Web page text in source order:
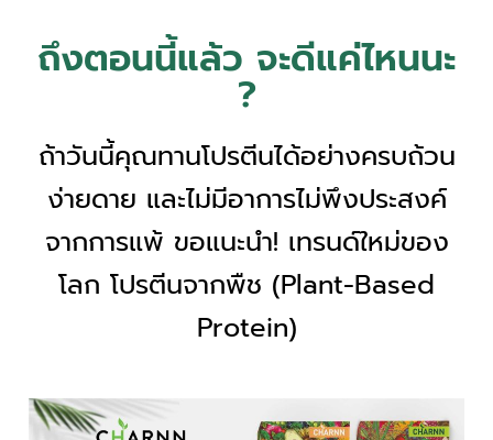
ถึงตอนนี้แล้ว จะดีแค่ไหนนะ
?
ถ้าวันนี้คุณทานโปรตีนได้อย่างครบถ้วน
ง่ายดาย และไม่มีอาการไม่พึงประสงค์
จากการแพ้ ขอแนะนำ! เทรนด์ใหม่ของ
โลก โปรตีนจากพืช (Plant-Based
Protein)